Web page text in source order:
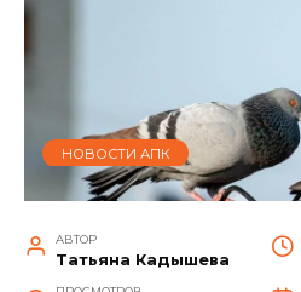
НОВОСТИ АПК
АВТОР
Татьяна Кадышева